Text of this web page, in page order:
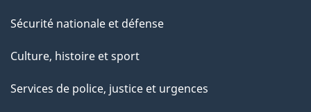
Sécurité nationale et défense
Culture, histoire et sport
Services de police, justice et urgences